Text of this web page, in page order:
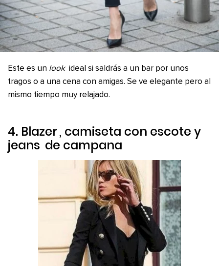
Este es un look ideal si saldrás a un bar por unos
tragos o a una cena con amigas. Se ve elegante pero al
mismo tiempo muy relajado.
4. Blazer, camiseta con escote y
jeans de campana